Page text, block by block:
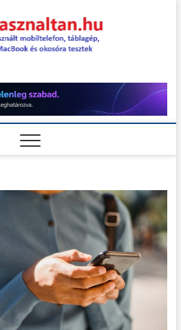
Használt
teszt
TÁBLAGÉP, MACBOOK ÉS
OKOSÓRA TESZTEK